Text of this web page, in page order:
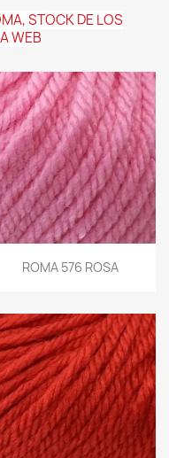
STOCK DE LOS
WEB
ROMA 576 ROSA